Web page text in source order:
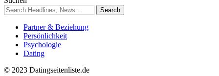
Partner & Beziehung
Persönlichkeit
Psychologie
Dating
© 2023 Datingseitenliste.de